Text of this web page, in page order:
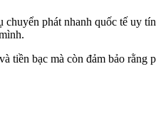
phát nhanh quốc tế uy
bạc mà còn đảm bảo rằng